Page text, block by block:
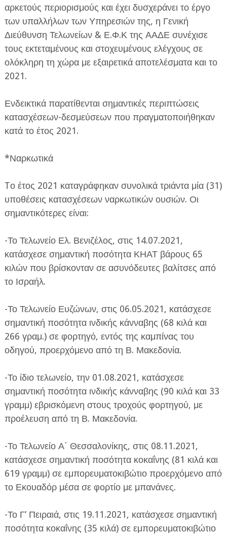
αρκετούς περιορισμούς και έχει δυσχεράνει το έργο
των υπαλλήλων των Υπηρεσιών της, η Γενική
Διεύθυνση Τελωνείων & Ε.Φ.Κ της ΑΑΔΕ συνέχισε
τους εκτεταμένους και στοχευμένους ελέγχους σε
ολόκληρη τη χώρα με εξαιρετικά αποτελέσματα και το
2021.
Ενδεικτικά παρατίθενται σημαντικές περιπτώσεις
κατασχέσεων-δεσμεύσεων που πραγματοποιήθηκαν
κατά το έτος 2021.
*Ναρκωτικά
Tο έτος 2021 καταγράφηκαν συνολικά τριάντα μία (31)
υποθέσεις κατασχέσεων ναρκωτικών ουσιών. Οι
σημαντικότερες είναι:
-Το Τελωνείο Ελ. Βενιζέλος, στις 14.07.2021,
κατάσχεσε σημαντική ποσότητα ΚΗΑΤ βάρους 65
κιλών που βρίσκονταν σε ασυνόδευτες βαλίτσες από
το Ισραήλ.
-Το Τελωνείο Ευζώνων, στις 06.05.2021, κατάσχεσε
σημαντική ποσότητα ινδικής κάνναβης (68 κιλά και
266 γραμ.) σε φορτηγό, εντός της καμπίνας του
οδηγού, προερχόμενο από τη Β. Μακεδονία.
-Το ίδιο τελωνείο, την 01.08.2021, κατάσχεσε
σημαντική ποσότητα ινδικής κάνναβης (90 κιλά και 33
γραμμ) εβρισκόμενη στους τροχούς φορτηγού, με
προέλευση από τη Β. Μακεδονία.
-Το Τελωνείο Α΄ Θεσσαλονίκης, στις 08.11.2021,
κατάσχεσε σημαντική ποσότητα κοκαΐνης (81 κιλά και
619 γραμμ) σε εμπορευματοκιβώτιο προερχόμενο από
το Εκουαδόρ μέσα σε φορτίο με μπανάνες.
-Το Γ’ Πειραιά, στις 19.11.2021, κατάσχεσε σημαντική
ποσότητα κοκαΐνης (35 κιλά) σε εμπορευματοκιβώτιο